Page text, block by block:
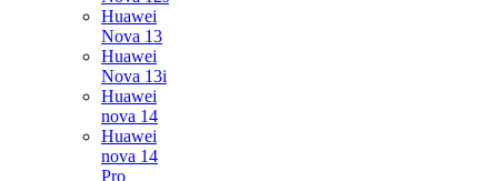
Huawei
Nova 13
Huawei
Nova 13i
Huawei
nova 14
Huawei
nova 14
Pro